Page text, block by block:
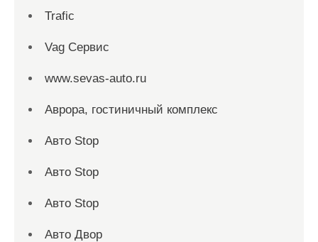
Trafic
Vag Сервис
www.sevas-auto.ru
Аврора, гостиничный комплекс
Авто Stop
Авто Stop
Авто Stop
Авто Двор